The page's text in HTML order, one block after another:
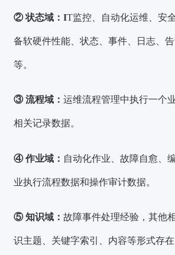
② 状态域：IT监控、自动化运维、安
备软硬件性能、状态、事件、日志、
等。
③ 流程域：运维流程管理中执行一个
相关记录数据。
④ 作业域： 自动化作业、故障自愈、
业执行流程数据和操作审计数据。
⑤ 知识域：故障事件处理经验，其他
识主题、关键字索引、内容等形式存在